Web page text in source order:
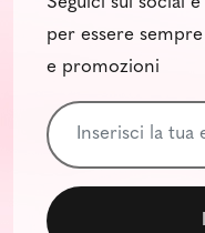
per essere
e promozioni